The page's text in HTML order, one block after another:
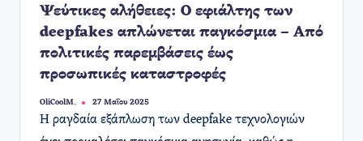
Ψεύτικες αλήθειες: Ο εφιάλτης των
deepfakes απλώνεται παγκόσμια – Από
πολιτικές παρεμβάσεις έως
προσωπικές καταστροφές
Συγγραφέας:
OliCoolM. 27 Μαΐου 2025
Η ραγδαία εξάπλωση των deepfake τεχνολογιών